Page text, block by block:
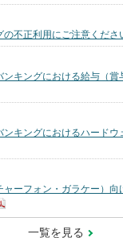
一覧を見る
の不正利用にご注意くださ
キングにおける給与（賞
キングにおけるハードウ
ーフォン・ガラケー）向